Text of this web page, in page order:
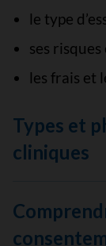
le type
ses risques
les frais et
Types et
cliniques